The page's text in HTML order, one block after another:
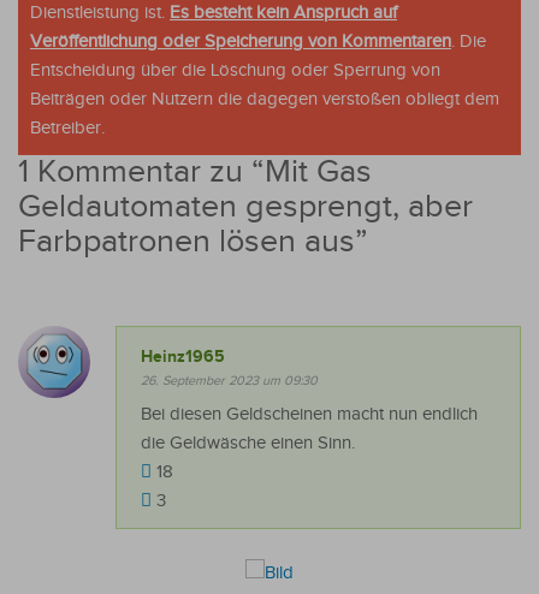
Dienstleistung ist. Es besteht kein Anspruch auf
Veröffentlichung oder Speicherung von Kommentaren. Die
Entscheidung über die Löschung oder Sperrung von
Beiträgen oder Nutzern die dagegen verstoßen obliegt dem
Betreiber.
1 Kommentar zu “Mit Gas
Geldautomaten gesprengt, aber
Farbpatronen lösen aus”
Heinz1965
26. September 2023 um 09:30
Bei diesen Geldscheinen macht nun endlich
die Geldwäsche einen Sinn.
18
3